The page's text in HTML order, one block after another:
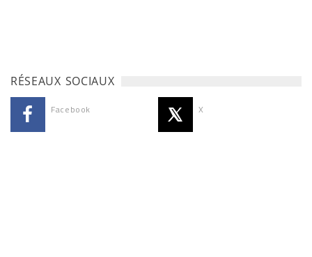
RÉSEAUX SOCIAUX
Facebook X